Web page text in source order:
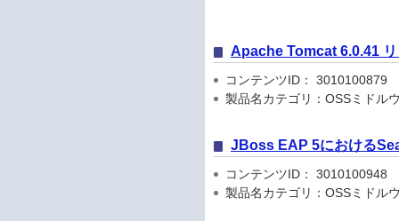
Apache Tomcat 6.0.41
コンテンツID： 3010100879
製品名カテゴリ：OSSミドル
JBoss EAP 5における
コンテンツID： 3010100948
製品名カテゴリ：OSSミドル